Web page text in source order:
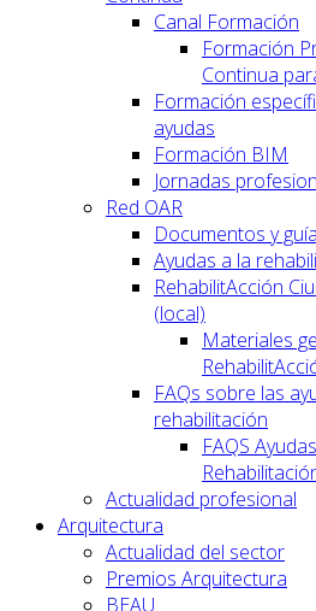
Canal Formación
Formación
Continua
Formación
ayudas
Formación BIM
Jornadas
Red OAR
Documentos y
Ayudas a la
RehabilitAcción
(local)
Materiales
FAQs sobre las
rehabilitación
FAQS
Actualidad profesional
Arquitectura
Actualidad del sector
Premios Arquitectura
BEAU